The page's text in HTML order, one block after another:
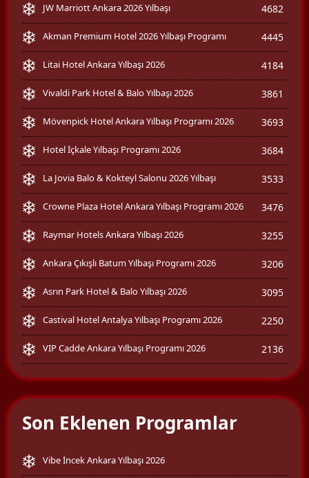
JW Marriott Ankara 2026 Yılbaşı 4682
Akman Premium Hotel 2026 Yılbaşı Programı 4445
Litai Hotel Ankara Yılbaşı 2026 4184
Vivaldi Park Hotel & Balo Yılbaşı 2026 3861
Mövenpick Hotel Ankara Yılbaşı Programı 2026 3693
Hotel İçkale Yılbaşı Programı 2026 3684
La Jovia Balo & Kokteyl Salonu 2026 Yılbaşı 3533
Crowne Plaza Hotel Ankara Yılbaşı Programı 2026 3476
Raymar Hotels Ankara Yılbaşı 2026 3255
Ankara Çıkışlı Batum Yılbaşı Programı 2026 3206
Asrın Park Hotel & Balo Yılbaşı 2026 3095
Castival Hotel Antalya Yılbaşı Programı 2026 2250
VIP Cadde Ankara Yılbaşı Programı 2026 2136
Son Eklenen Programlar
Vibe İncek Ankara Yılbaşı 2026